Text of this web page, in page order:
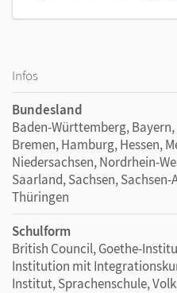
Infos
Bundesland
Baden-Württemberg,
Bremen, Hamburg, Hessen,
Niedersachsen, Nordrhein-
Saarland, Sachsen,
Thüringen
Schulform
British Council, Goethe-
Institution mit
Institut, Sprachenschule,